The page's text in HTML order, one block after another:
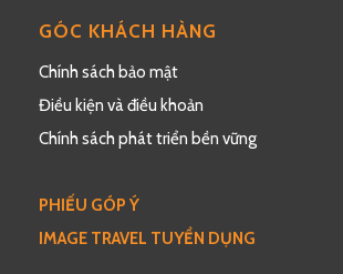
GÓC KHÁCH HÀNG
Chính sách bảo mật
Điều kiện và điều khoản
Chính sách phát triển bền vững
PHIẾU GÓP Ý
IMAGE TRAVEL TUYỂN DỤNG